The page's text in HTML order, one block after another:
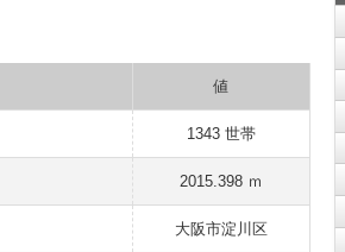
値
1343 世帯
2015.398 ｍ
大阪市淀川区